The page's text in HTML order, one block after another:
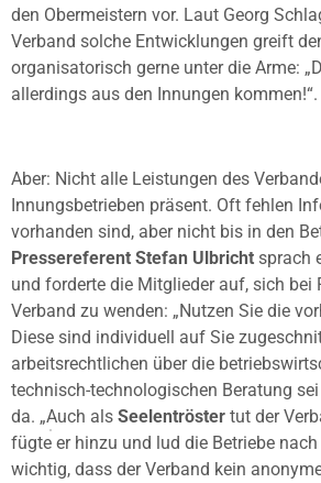
den Obermeistern vor. Laut Georg
Verband solche Entwicklungen greift
organisatorisch gerne unter die Arme:
allerdings aus den Innungen kommen!“.
Aber: Nicht alle Leistungen des
Innungsbetrieben präsent. Oft fehlen
vorhanden sind, aber nicht bis in den
Pressereferent Stefan Ulbricht sprach
und forderte die Mitglieder auf, sich bei
Verband zu wenden: „Nutzen Sie die
Diese sind individuell auf Sie
arbeitsrechtlichen über die
technisch-technologischen Beratung
da. „Auch als Seelentröster tut der
fügte er hinzu und lud die Betriebe
wichtig, dass der Verband kein